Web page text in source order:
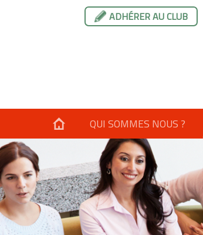
ADHÉRER AU CLUB
QUI SOMMES NOUS ?